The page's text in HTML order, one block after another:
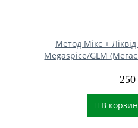
Метод Мікс +
Megaspice/GLM
250
В